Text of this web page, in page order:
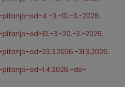
od-4.-3.-10.-3.-2026.
od-13.-3.-20.-3.-2026.
od-23.3.2026.-31.3.2026.
od-1.4.2026.-do-